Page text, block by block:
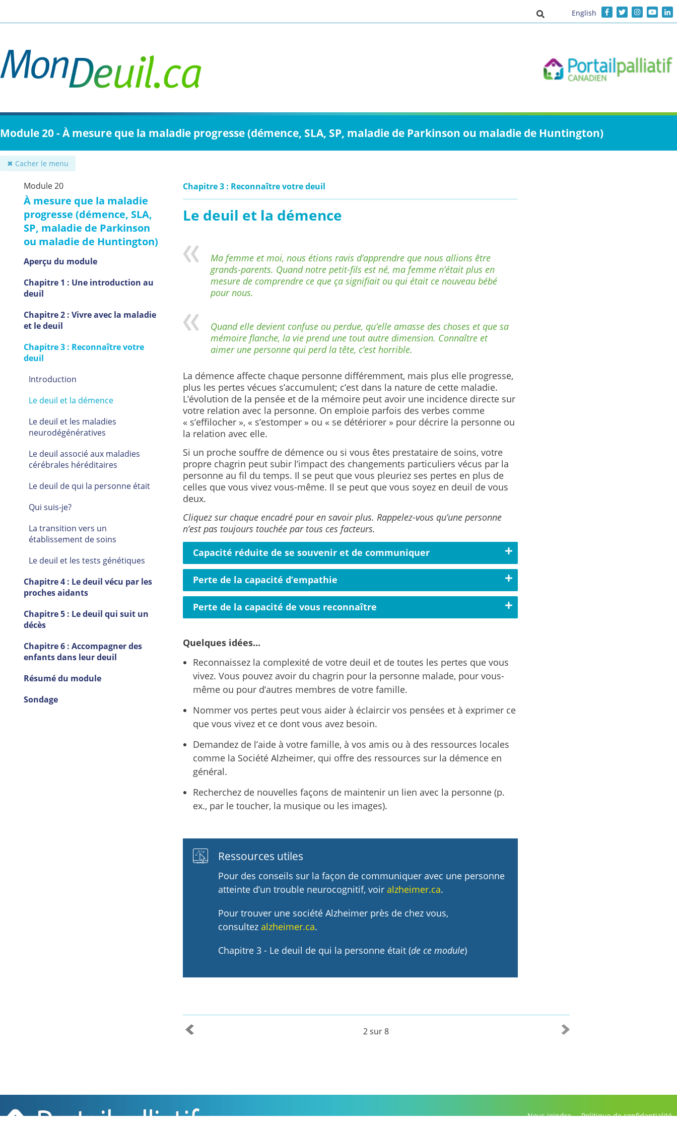
contenu
Activer/désactiver la saisie de
English
Module 20 - À mesure que la maladie progresse (démence, SLA, SP, maladie de Parkinson ou maladie de Huntington)
✖ Cacher le menu
Module 20
À mesure que la maladie
progresse (démence, SLA,
SP, maladie de Parkinson
ou maladie de Huntington)
Aperçu du module
Chapitre 1 : Une introduction au
deuil
Chapitre 2 : Vivre avec la maladie
et le deuil
Chapitre 3 : Reconnaître votre
deuil
Introduction
Le deuil et la démence
Le deuil et les maladies
neurodégénératives
Le deuil associé aux maladies
cérébrales héréditaires
Le deuil de qui la personne était
Qui suis-je?
La transition vers un
établissement de soins
Le deuil et les tests génétiques
Chapitre 4 : Le deuil vécu par les
proches aidants
Chapitre 5 : Le deuil qui suit un
décès
Chapitre 6 : Accompagner des
enfants dans leur deuil
Résumé du module
Sondage
Chapitre 3 : Reconnaître votre deuil
Le deuil et la démence
Ma femme et moi, nous étions ravis d’apprendre que nous allions être
grands-parents. Quand notre petit-fils est né, ma femme n’était plus en
mesure de comprendre ce que ça signifiait ou qui était ce nouveau bébé
pour nous.
Quand elle devient confuse ou perdue, qu’elle amasse des choses et que sa
mémoire flanche, la vie prend une tout autre dimension. Connaître et
aimer une personne qui perd la tête, c’est horrible.
La démence affecte chaque personne différemment, mais plus elle progresse,
plus les pertes vécues s’accumulent; c’est dans la nature de cette maladie.
L’évolution de la pensée et de la mémoire peut avoir une incidence directe sur
votre relation avec la personne. On emploie parfois des verbes comme
« s’effilocher », « s’estomper » ou « se détériorer » pour décrire la personne ou
la relation avec elle.
Si un proche souffre de démence ou si vous êtes prestataire de soins, votre
propre chagrin peut subir l’impact des changements particuliers vécus par la
personne au fil du temps. Il se peut que vous pleuriez ses pertes en plus de
celles que vous vivez vous-même. Il se peut que vous soyez en deuil de vous
deux.
Cliquez sur chaque encadré pour en savoir plus. Rappelez-vous qu’une personne
n’est pas toujours touchée par tous ces facteurs.
Capacité réduite de se souvenir et de communiquer
Perte de la capacité d’empathie
Perte de la capacité de vous reconnaître
Quelques idées...
Reconnaissez la complexité de votre deuil et de toutes les pertes que vous
vivez. Vous pouvez avoir du chagrin pour la personne malade, pour vous-
même ou pour d’autres membres de votre famille.
Nommer vos pertes peut vous aider à éclaircir vos pensées et à exprimer ce
que vous vivez et ce dont vous avez besoin.
Demandez de l’aide à votre famille, à vos amis ou à des ressources locales
comme la Société Alzheimer, qui offre des ressources sur la démence en
général.
Recherchez de nouvelles façons de maintenir un lien avec la personne (p.
ex., par le toucher, la musique ou les images).
Ressources utiles
Pour des conseils sur la façon de communiquer avec une personne
atteinte d’un trouble neurocognitif, voir alzheimer.ca.
Pour trouver une société Alzheimer près de chez vous,
consultezalzheimer.ca.
Chapitre 3 - Le deuil de qui la personne était (de ce module)
2 sur 8
Nous joindre Politique de confidentialité